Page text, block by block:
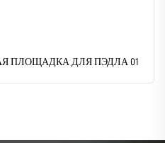
ПЛОЩАДКА ДЛЯ ПЭДЛА 01